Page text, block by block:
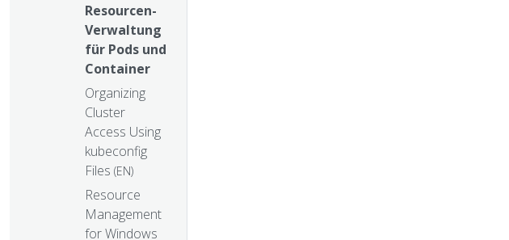
Resourcen-
Verwaltung
für Pods und
Container
Organizing
Cluster
Access Using
kubeconfig
Files (EN)
Resource
Management
for Windows